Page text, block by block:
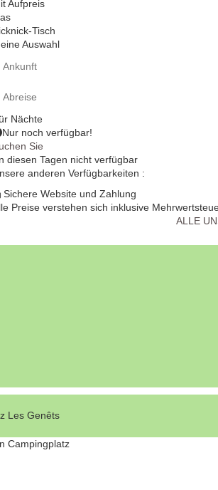
Aufpreis
Tisch
Auswahl
Nächte
Nur noch verfügbar!
Sie
diesen Tagen nicht verfügbar
anderen Verfügbarkeiten :
Sichere Website und Zahlung
Preise verstehen sich inklusive
ALLE
Les Genêts
Campingplatz